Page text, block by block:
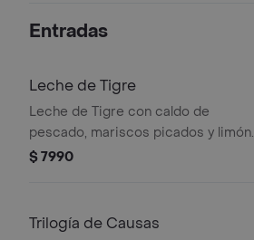
Entradas
Leche de Tigre
Leche de Tigre con caldo de
pescado, mariscos picados y limón.
Decorado con cilantro y ají.
$ 7990
Trilogía de Causas